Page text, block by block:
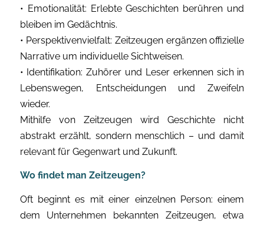
• Emotionalität: Erlebte Geschichten berühren und
bleiben im Gedächtnis.
• Perspektivenvielfalt: Zeitzeugen ergänzen offizielle
Narrative um individuelle Sichtweisen.
• Identifikation: Zuhörer und Leser erkennen sich in
Lebenswegen, Entscheidungen und Zweifeln
wieder.
Mithilfe von Zeitzeugen wird Geschichte nicht
abstrakt erzählt, sondern menschlich – und damit
relevant für Gegenwart und Zukunft.
Wo findet man Zeitzeugen?
Oft beginnt es mit einer einzelnen Person: einem
dem Unternehmen bekannten Zeitzeugen, etwa